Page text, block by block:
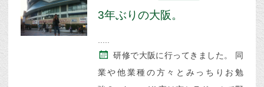
3年ぶりの大阪。
研修で大阪に行ってきました。 同
業や他業種の方々とみっちりお勉